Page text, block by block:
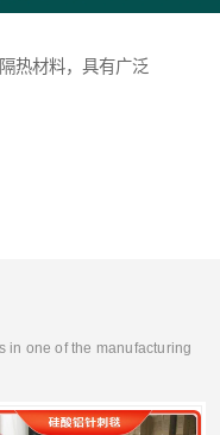
热材料，具有广泛
in one of the manufacturing